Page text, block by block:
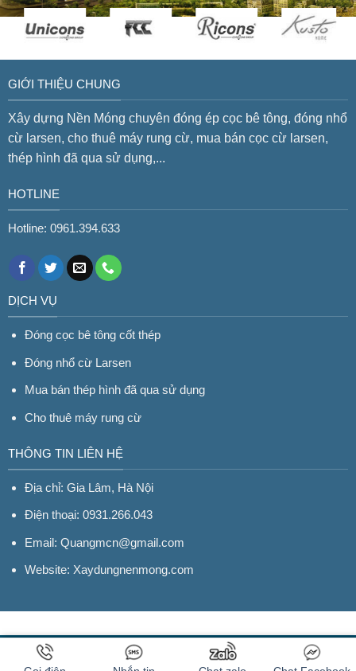
GIỚI THIỆU CHUNG
Xây dựng Nền Móng chuyên đóng ép cọc bê tông, đóng nhổ
cừ larsen, cho thuê máy rung cừ, mua bán cọc cừ larsen,
thép hình đã qua sử dụng,...
HOTLINE
Hotline: 0961.394.633
DỊCH VỤ
Đóng cọc bê tông cốt thép
Đóng nhổ cừ Larsen
Mua bán thép hình đã qua sử dụng
Cho thuê máy rung cừ
THÔNG TIN LIÊN HỆ
Địa chỉ: Gia Lâm, Hà Nội
Điện thoại: 0931.266.043
Email: Quangmcn@gmail.com
Website: Xaydungnenmong.com
Hỗ trợ kỹ thuật: Mr. Chí (0982.633.523)
Copyright 2026 ©
Xaydungnenmong.com